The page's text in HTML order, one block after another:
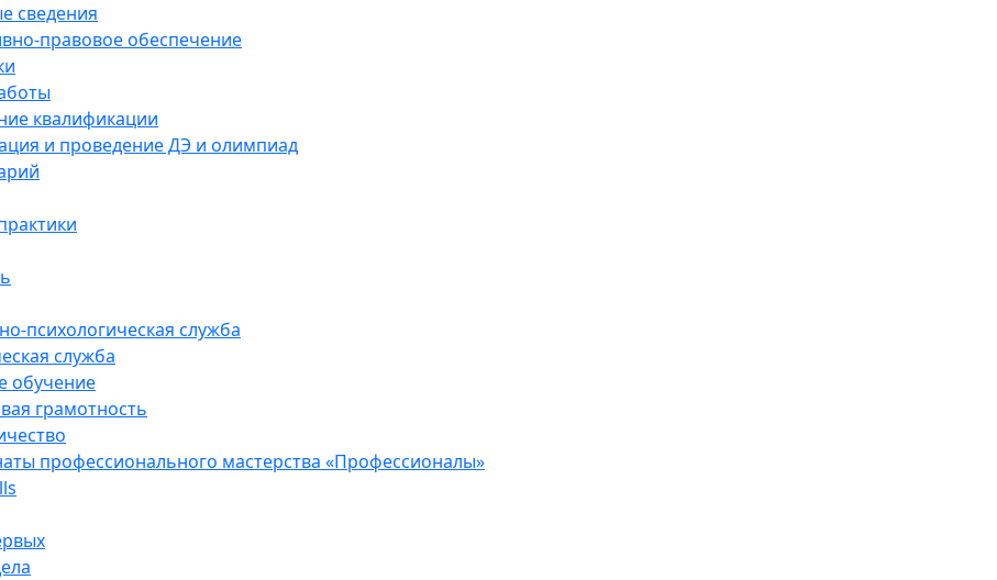
сведения
правовое обеспечение
квалификации
и проведение ДЭ и олимпиад
психологическая служба
служба
обучение
грамотность
профессионального мастерства «Профессионалы»